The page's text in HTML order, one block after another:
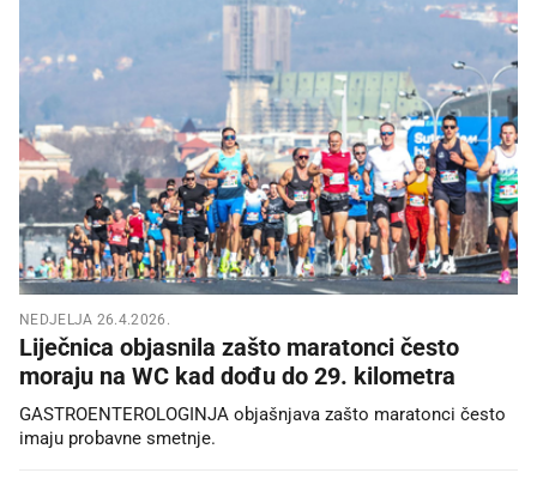
NEDJELJA 26.4.2026.
Liječnica objasnila zašto maratonci često
moraju na WC kad dođu do 29. kilometra
GASTROENTEROLOGINJA objašnjava zašto maratonci često
imaju probavne smetnje.